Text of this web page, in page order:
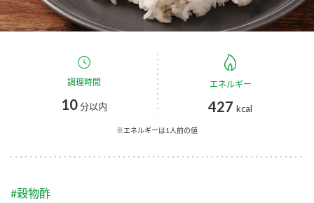
つゆ たれ
スープ 中華
くらしプラ酢
お酢ドリンク
つゆ
国内事業概要
企業理念
ミツカンの歴史
ミツカンを知る
環境への取り組み
調理時間
10分以内
エネルギー
427 kcal
※エネルギーは1人前の値
#穀物酢